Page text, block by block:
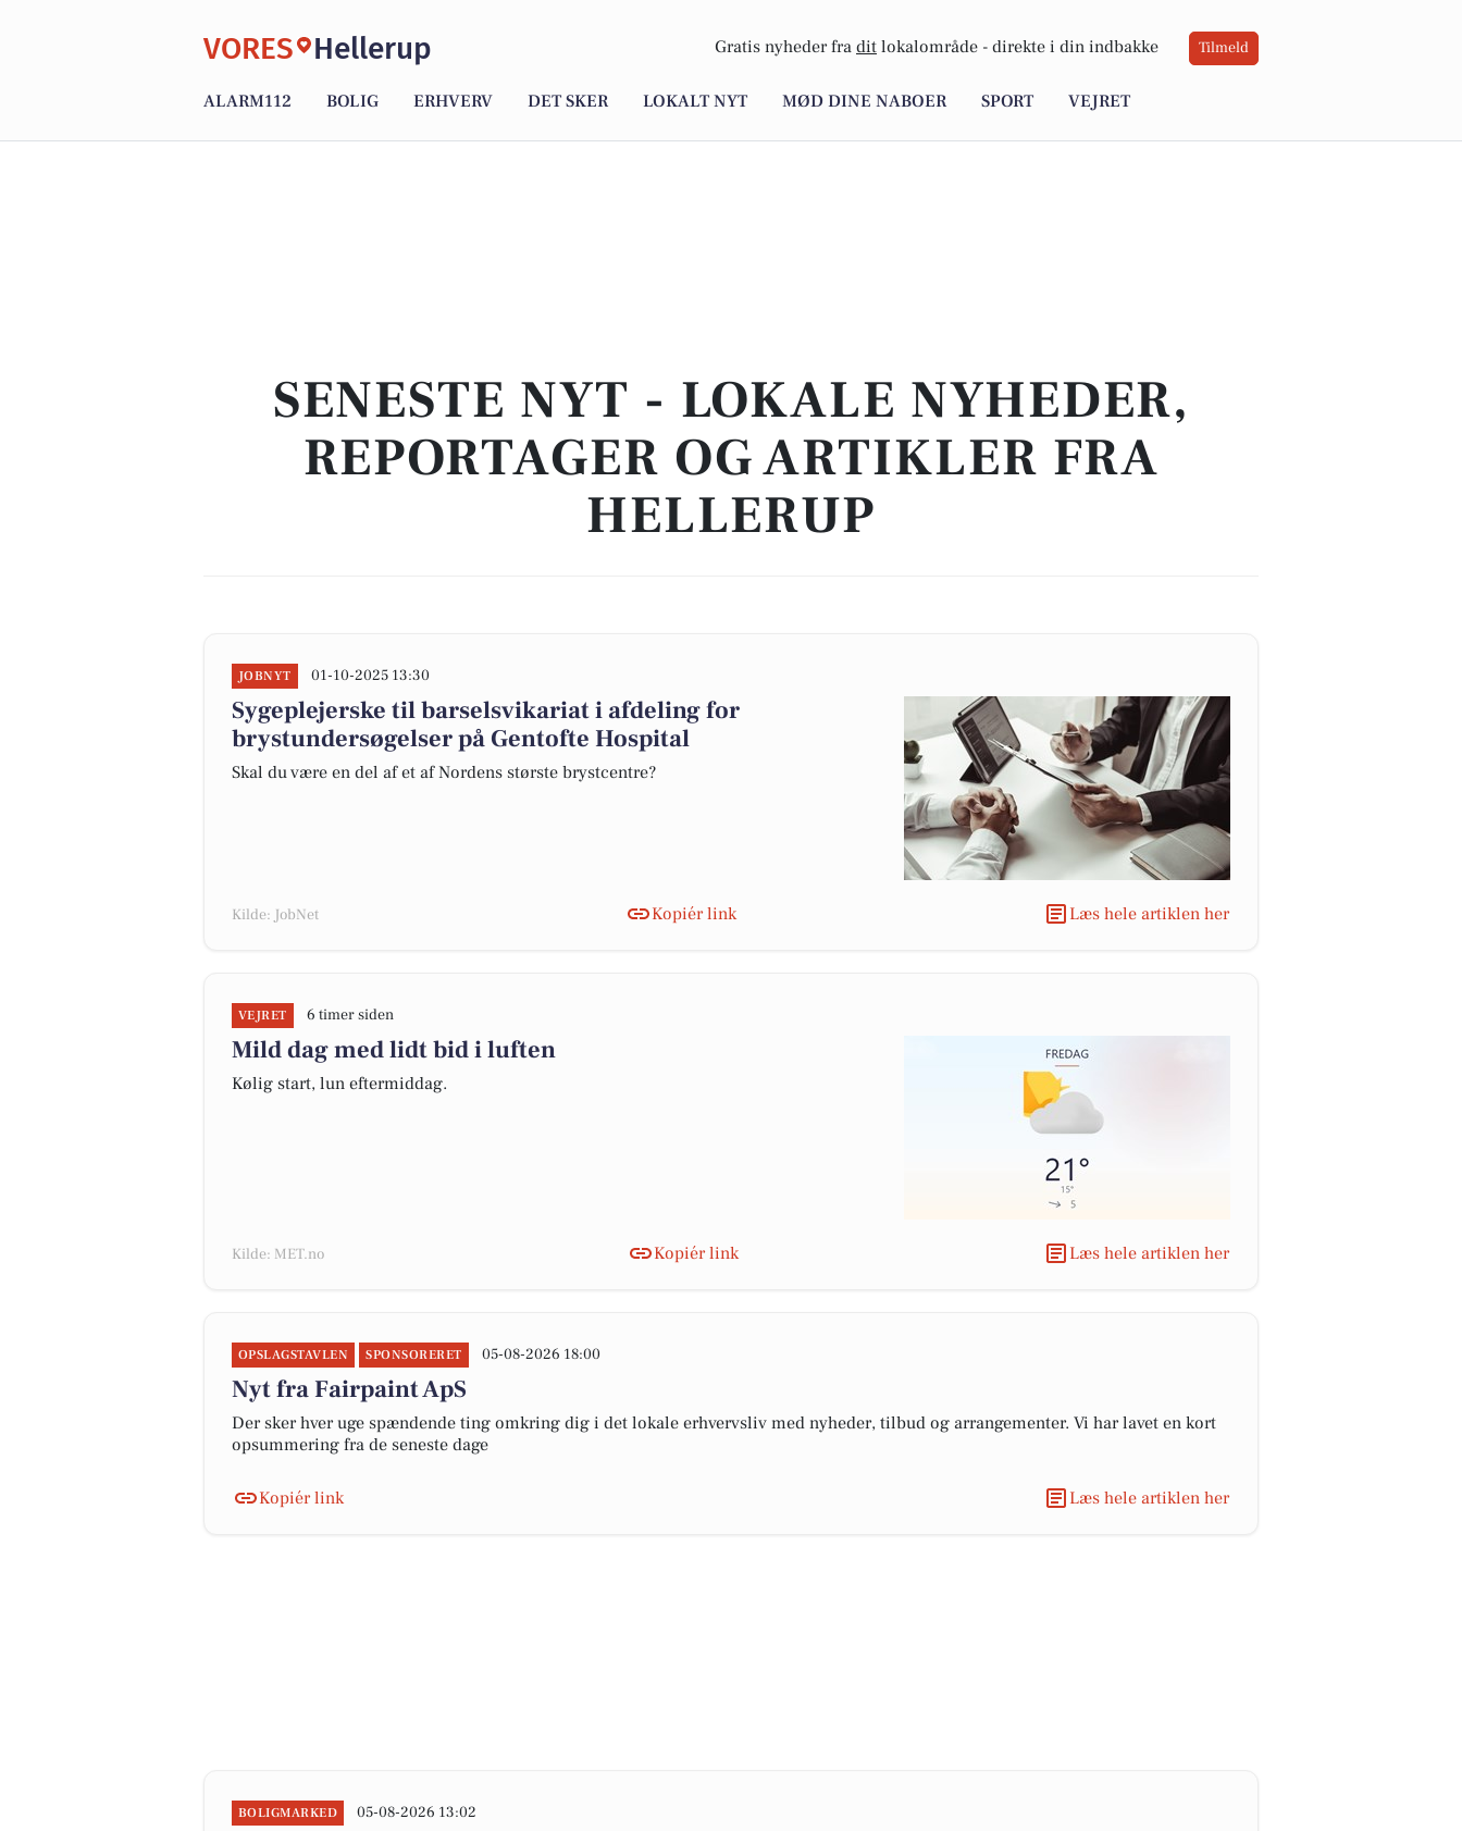
VORES Hellerup Gratis nyheder fra dit lokalområde - direkte i din indbakke Tilmeld
ALARM112 BOLIG ERHVERV DET SKER LOKALT NYT MØD DINE NABOER SPORT VEJRET
SENESTE NYT - LOKALE NYHEDER,
REPORTAGER OG ARTIKLER FRA
HELLERUP
JOBNYT 01-10-2025 13:30
Sygeplejerske til barselsvikariat i afdeling for
brystundersøgelser på Gentofte Hospital
Skal du være en del af et af Nordens største brystcentre?
Kilde: JobNet Kopiér link Læs hele artiklen her
VEJRET 6 timer siden
Mild dag med lidt bid i luften
Kølig start, lun eftermiddag.
Kilde: MET.no Kopiér link Læs hele artiklen her
OPSLAGSTAVLEN SPONSORERET 05-08-2026 18:00
Nyt fra Fairpaint ApS
Der sker hver uge spændende ting omkring dig i det lokale erhvervsliv med nyheder, tilbud og arrangementer. Vi har lavet en kort
opsummering fra de seneste dage
Kopiér link Læs hele artiklen her
BOLIGMARKED 05-08-2026 13:02